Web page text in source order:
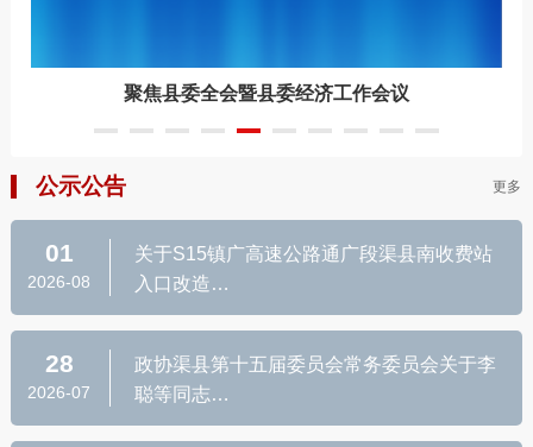
聚焦县委全会暨县委经济工作会议
更多
公示公告
01
2026-08
关于S15镇广高速公路通广段渠县南收费站
入口改造…
28
2026-07
政协渠县第十五届委员会常务委员会关于李
聪等同志…